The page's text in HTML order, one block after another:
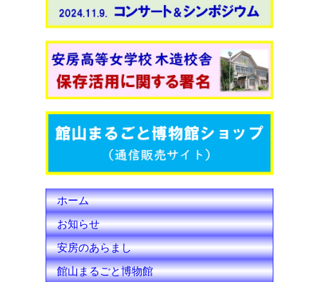
e
b
o
o
t
t
e
r
T
u
b
e
C
h
a
n
n
ホーム
お知らせ
安房のあらまし
館山まるごと博物館